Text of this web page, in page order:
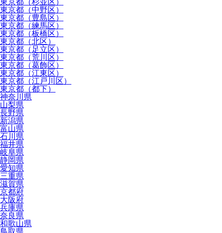
東京都（杉並区）
東京都（中野区）
東京都（豊島区）
東京都（練馬区）
東京都（板橋区）
東京都（北区）
東京都（足立区）
東京都（荒川区）
東京都（葛飾区）
東京都（江東区）
東京都（江戸川区）
東京都（都下）
神奈川県
山梨県
長野県
新潟県
富山県
石川県
福井県
岐阜県
静岡県
愛知県
三重県
滋賀県
京都府
大阪府
兵庫県
奈良県
和歌山県
鳥取県